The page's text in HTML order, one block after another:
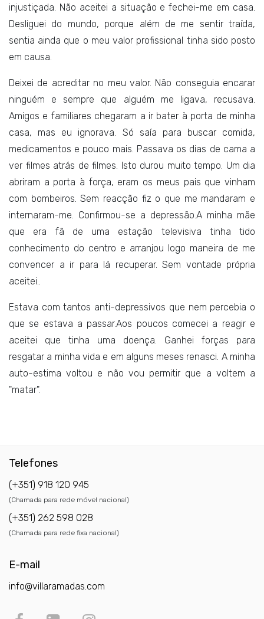
injustiçada. Não aceitei a situação e fechei-me em casa.
Desliguei do mundo, porque além de me sentir traída,
sentia ainda que o meu valor profissional tinha sido posto
em causa.
Deixei de acreditar no meu valor. Não conseguia encarar
ninguém e sempre que alguém me ligava, recusava.
Amigos e familiares chegaram a ir bater à porta de minha
casa, mas eu ignorava. Só saía para buscar comida,
medicamentos e pouco mais. Passava os dias de cama a
ver filmes atrás de filmes. Isto durou muito tempo. Um dia
abriram a porta à força, eram os meus pais que vinham
com bombeiros. Sem reacção fiz o que me mandaram e
internaram-me. Confirmou-se a depressão.A minha mãe
que era fã de uma estação televisiva tinha tido
conhecimento do centro e arranjou logo maneira de me
convencer a ir para lá recuperar. Sem vontade própria
aceitei..
Estava com tantos anti-depressivos que nem percebia o
que se estava a passar.Aos poucos comecei a reagir e
aceitei que tinha uma doença. Ganhei forças para
resgatar a minha vida e em alguns meses renasci. A minha
auto-estima voltou e não vou permitir que a voltem a
"matar".
Telefones
(+351) 918 120 945
(Chamada para rede móvel nacional)
(+351) 262 598 028
(Chamada para rede fixa nacional)
E-mail
info@villaramadas.com